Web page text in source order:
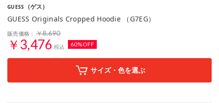
GUESS （ゲス）
GUESS Originals Cropped Hoodie （G7EG）
販売価格： ￥8,690
￥3,476 税込 60%OFF
サイズ・色を選ぶ